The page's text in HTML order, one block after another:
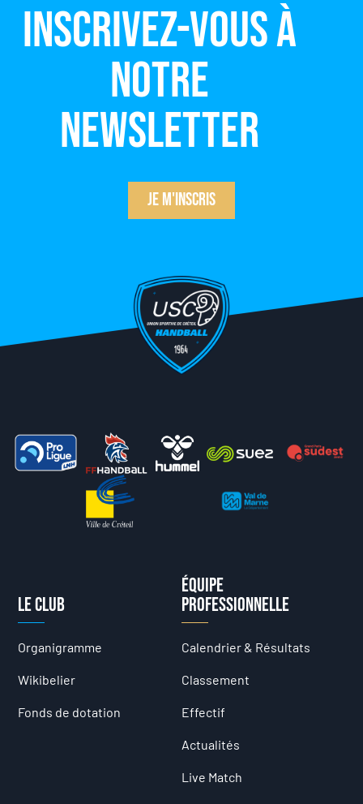
Inscrivez-vous à
notre
newsletter
Je m'inscris
Le club
Organigramme
Wikibelier
Fonds de dotation
Équipe
professionnelle
Calendrier & Résultats
Classement
Effectif
Actualités
Live Match